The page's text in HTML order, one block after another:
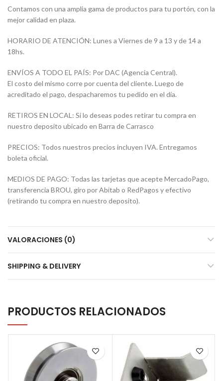
Contamos con una amplia gama de productos para tu portón, con la
mejor calidad en plaza.
HORARIO DE ATENCIÓN: Lunes a Viernes de 9 a 13 y de 14 a
18hs.
ENVÍOS A TODO EL PAÍS: Por DAC (Agencia Central).
El costo del mismo corre por cuenta del cliente. Luego de
acreditado el pago, despacharemos tu pedido en el día.
RETIROS EN LOCAL: Si lo deseas podes retirar tu compra en
nuestro deposito ubicado en Barra de Carrasco
PRECIOS: Todos nuestros precios incluyen IVA. Entregamos
boleta oficial.
MEDIOS DE PAGO: Todas las tarjetas que acepte MercadoPago,
transferencia BROU, giro por Abitab o RedPagos y efectivo
(retirando tu compra en nuestro deposito).
VALORACIONES (0)
SHIPPING & DELIVERY
PRODUCTOS RELACIONADOS